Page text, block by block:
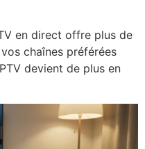
en direct offre plus de
chaînes préférées
devient de plus en